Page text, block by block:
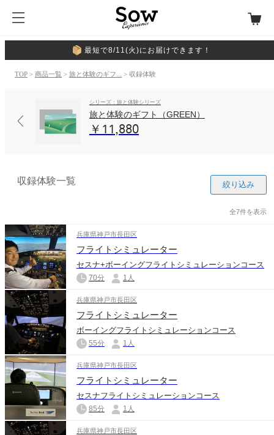
最短で8/11(火)にお届けできます！
TOP > 商品一覧 > 旅と体験のギフ... > 収録体験
シリーズ：旅と体験シリーズ
旅と体験のギフト（GREEN）
￥11,880
収録体験一覧 絞り込み
全7件を表示
兵庫県神戸市長田区
フライトシミュレーター
セスナ+ボーイングフライトシミュレーションコース
70分 1人
兵庫県神戸市長田区
フライトシミュレーター
ボーイングフライトシミュレーションコース
55分 1人
兵庫県神戸市長田区
フライトシミュレーター
セスナフライトシミュレーションコース
85分 1人
兵庫県神戸市長田区